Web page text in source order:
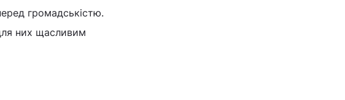
громадськістю.
них щасливим